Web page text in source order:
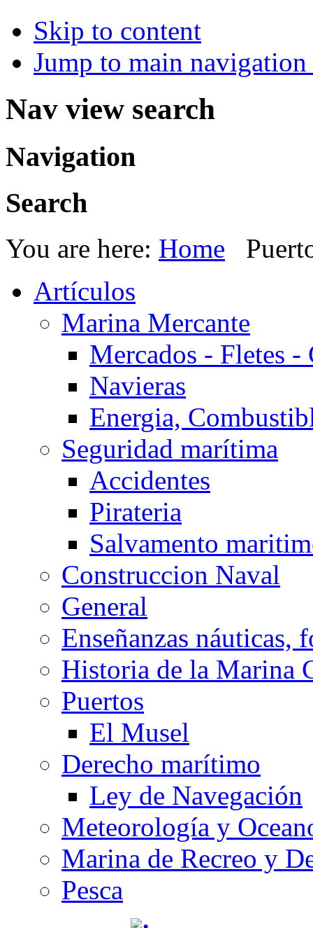
Skip to content
Jump to main
Nav view search
Navigation
Search
You are here: Home
Artículos
Marina Mercante
Mercados - Fletes -
Navieras
Energia,
Seguridad marítima
Accidentes
Pirateria
Salvamento
Construccion Naval
General
Enseñanzas náuticas,
Historia de la Marina
Puertos
El Musel
Derecho marítimo
Ley de Navegación
Meteorología y
Marina de Recreo y
Pesca